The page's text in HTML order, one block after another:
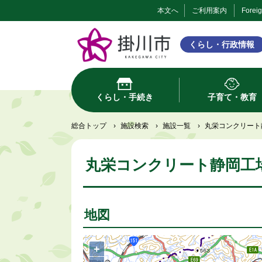
本文へ ご利用案内
くらし・行政情報
くらし・手続き 子育て・教育
総合トップ › 施設検索 › 施設一覧 › 丸栄コンクリー
丸栄コンクリート静岡工
地図
+